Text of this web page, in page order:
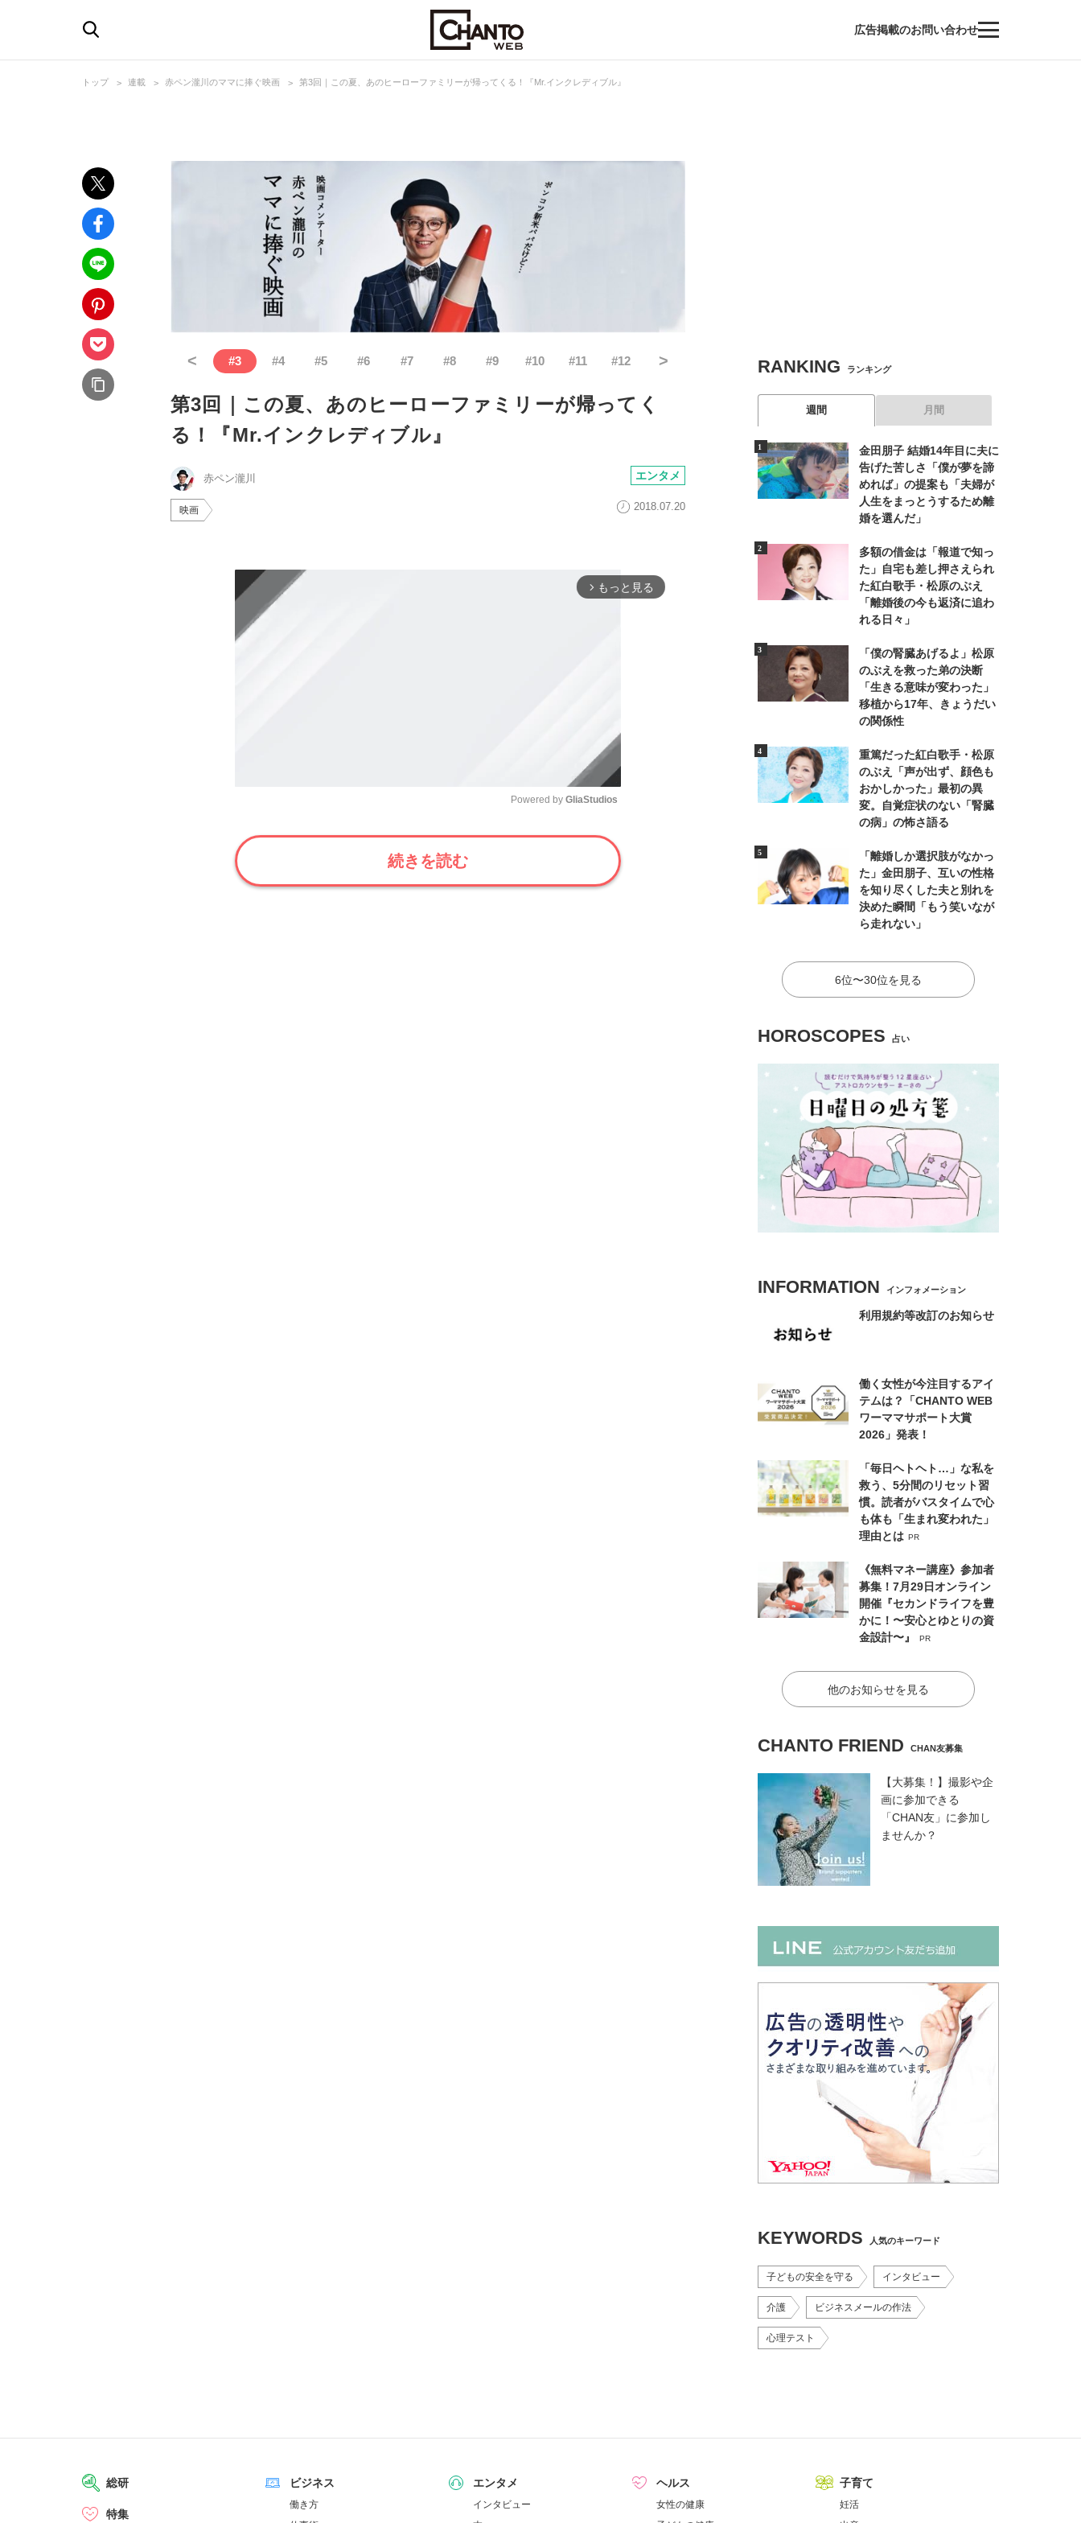
広告掲載のお問い合わせ
トップ 連載 赤ペン瀧川のママに捧ぐ映画 第3回｜この夏、あのヒーローファミリーが帰ってくる！『Mr.インクレディブル』
< #3 #4 #5 #6 #7 #8 #9 #10 #11 #12 >
第3回｜この夏、あのヒーローファミリーが帰ってく
る！『Mr.インクレディブル』
赤ペン瀧川 エンタメ
映画 2018.07.20
もっと見る
Powered by GliaStudios
続きを読む
RANKING ランキング
週間 月間
金田朋子 結婚14年目に夫に
告げた苦しさ「僕が夢を諦
めれば」の提案も「夫婦が
人生をまっとうするため離
婚を選んだ」
多額の借金は「報道で知っ
た」自宅も差し押さえられ
た紅白歌手・松原のぶえ
「離婚後の今も返済に追わ
れる日々」
「僕の腎臓あげるよ」松原
のぶえを救った弟の決断
「生きる意味が変わった」
移植から17年、きょうだい
の関係性
重篤だった紅白歌手・松原
のぶえ「声が出ず、顔色も
おかしかった」最初の異
変。自覚症状のない「腎臓
の病」の怖さ語る
「離婚しか選択肢がなかっ
た」金田朋子、互いの性格
を知り尽くした夫と別れを
決めた瞬間「もう笑いなが
ら走れない」
6位〜30位を見る
HOROSCOPES 占い
INFORMATION インフォメーション
利用規約等改訂のお知らせ
働く女性が今注目するアイ
テムは？「CHANTO WEB
ワーママサポート大賞
2026」発表！
「毎日ヘトヘト…」な私を
救う、5分間のリセット習
慣。読者がバスタイムで心
も体も「生まれ変われた」
理由とは PR
《無料マネー講座》参加者
募集！7月29日オンライン
開催『セカンドライフを豊
かに！〜安心とゆとりの資
金設計〜』
PR
他のお知らせを見る
CHANTO FRIEND CHAN友募集
【大募集！】撮影や企
画に参加できる
「CHAN友」に参加し
ませんか？
KEYWORDS 人気のキーワード
子どもの安全を守る インタビュー
介護 ビジネスメールの作法
心理テスト
総研
特集
ビジネス
働き方
エンタメ
インタビュー
ヘルス
女性の健康
子育て
妊活